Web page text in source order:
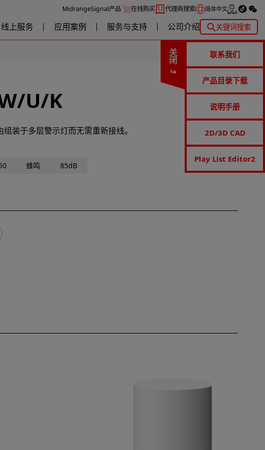
MidrangeSignal产品 在线购买 代理商搜索 简体中文
线上服务 应用案例 服务与支持 公司介绍 关键词搜索
关闭 联系我们
产品目录下载
说明手册
2D/3D CAD
Play List Editor2
U/K
组装于多层警示灯而无需重新接线。
蜂鸣 85dB